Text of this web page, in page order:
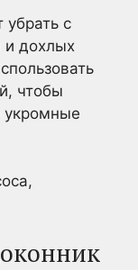
с
и дохлых
чтобы
укромные